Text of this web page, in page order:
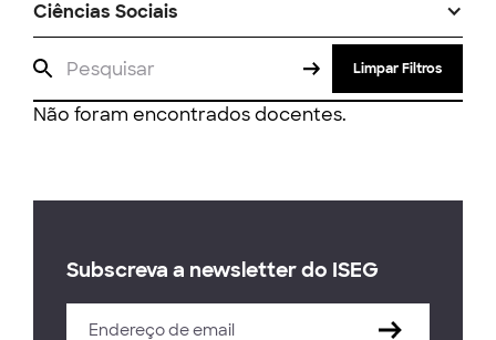
Ciências Sociais
Limpar Filtros
Não foram encontrados docentes.
Subscreva a newsletter do ISEG